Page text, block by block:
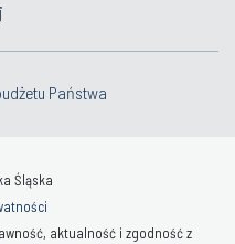
Państwa
Śląska
aktualność i zgodność z